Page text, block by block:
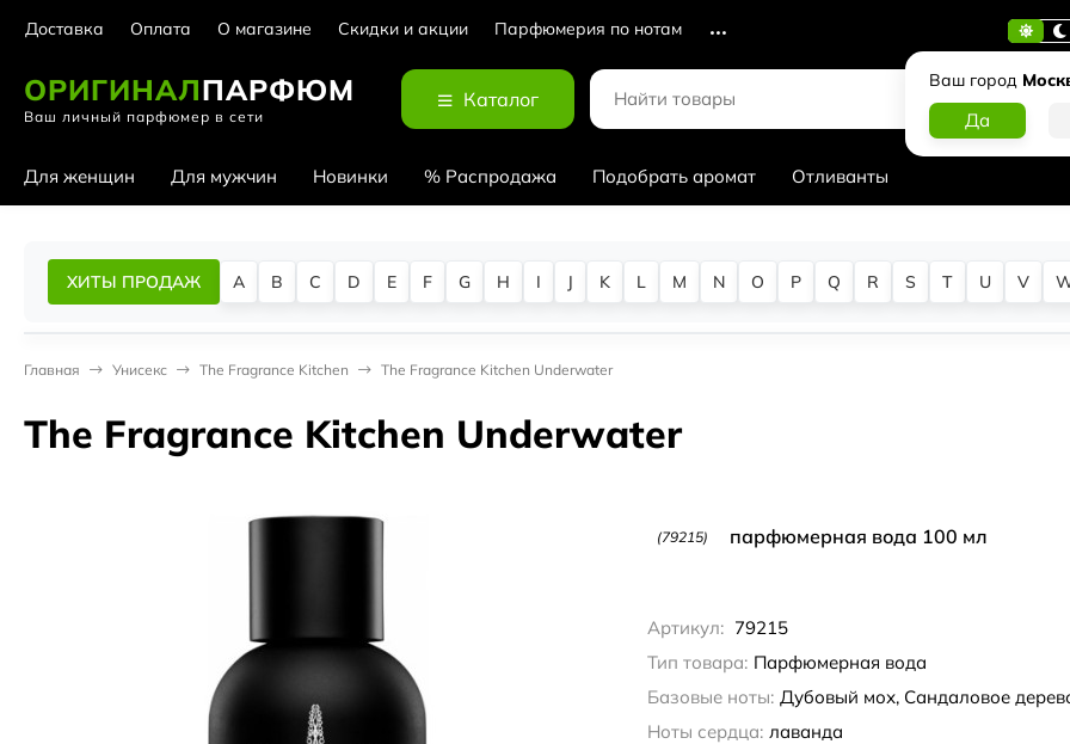
Доставка Оплата О магазине Скидки и акции Парфюмерия по нотам
Ваш город
ОРИГИНАЛПАРФЮМ
Ваш личный парфюмер в сети
Каталог
Для женщин Для мужчин Новинки % Распродажа Подобрать аромат Отливанты
ХИТЫ ПРОДАЖ A B C D E F G H I J K L M N O P Q R S T U V
Главная Унисекс The Fragrance Kitchen The Fragrance Kitchen Underwater
The Fragrance Kitchen Underwater
(79215) парфюмерная вода 100 мл
Артикул: 79215
Тип товара: Парфюмерная вода
Базовые ноты: Дубовый мох, Сандаловое
Ноты сердца: лаванда